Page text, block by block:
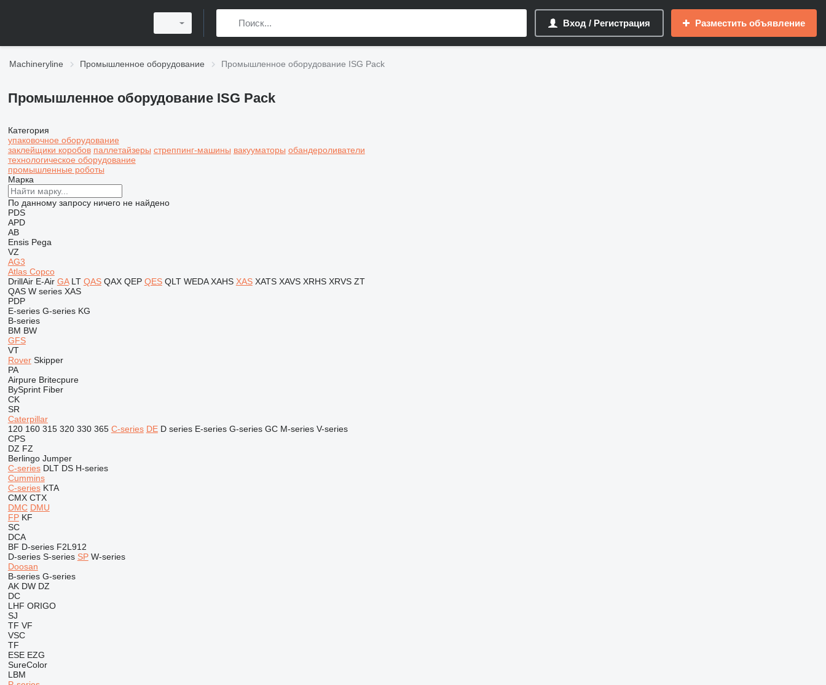
Вход / Регистрация Разместить объявление
Machineryline Промышленное оборудование Промышленное оборудование ISG Pack
Промышленное оборудование ISG Pack
Категория
упаковочное оборудование
заклейщики коробов паллетайзеры стреппинг-машины вакууматоры обандероливатели
технологическое оборудование
промышленные роботы
Марка
По данному запросу ничего не найдено
PDS
APD
AB
Ensis Pega
VZ
AG3
Atlas Copco
DrillAir E-Air GA LT QAS QAX QEP QES QLT WEDA XAHS XAS XATS XAVS XRHS XRVS ZT
QAS W series XAS
PDP
E-series G-series KG
B-series
BM BW
GFS
VT
Rover Skipper
PA
Airpure Britecpure
BySprint Fiber
CK
SR
Caterpillar
120 160 315 320 330 365 C-series DE D series E-series G-series GC M-series V-series
CPS
DZ FZ
Berlingo Jumper
C-series DLT DS H-series
Cummins
C-series KTA
CMX CTX
DMC DMU
FP KF
SC
DCA
BF D-series F2L912
D-series S-series SP W-series
Doosan
B-series G-series
AK DW DZ
DC
LHF ORIGO
SJ
TF VF
VSC
TF
ESE EZG
SureColor
LBM